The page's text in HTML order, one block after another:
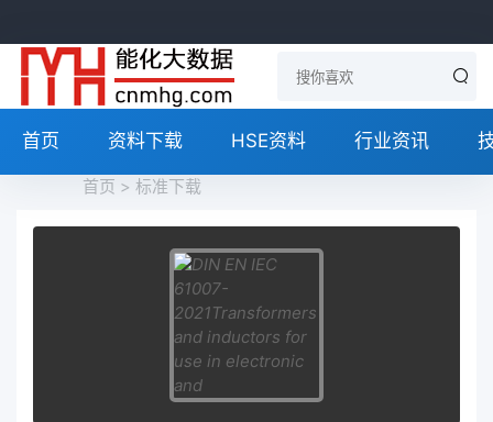
首页 资料下载 HSE资料 行业资讯
首页 > 标准下载